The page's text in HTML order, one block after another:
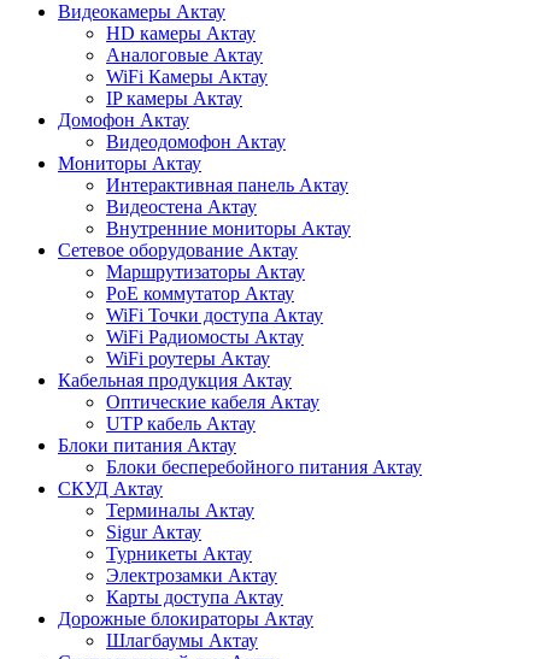
Видеокамеры Актау
HD камеры Актау
Аналоговые Актау
WiFi Камеры Актау
IP камеры Актау
Домофон Актау
Видеодомофон Актау
Мониторы Актау
Интерактивная панель Актау
Видеостена Актау
Внутренние мониторы Актау
Сетевое оборудование Актау
Маршрутизаторы Актау
PoE коммутатор Актау
WiFi Точки доступа Актау
WiFi Радиомосты Актау
WiFi роутеры Актау
Кабельная продукция Актау
Оптические кабеля Актау
UTP кабель Актау
Блоки питания Актау
Блоки бесперебойного питания Актау
СКУД Актау
Терминалы Актау
Sigur Актау
Турникеты Актау
Электрозамки Актау
Карты доступа Актау
Дорожные блокираторы Актау
Шлагбаумы Актау